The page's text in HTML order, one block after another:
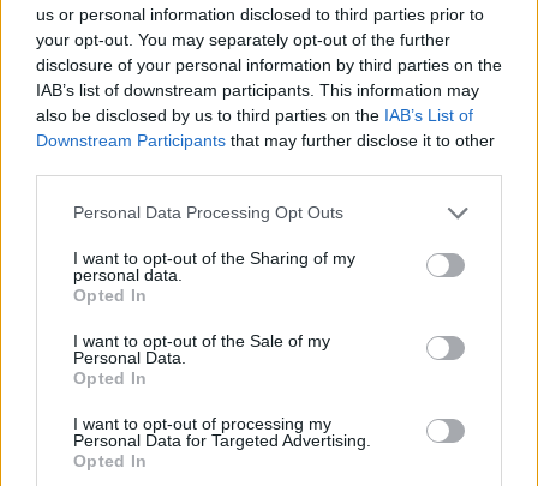
us or personal information disclosed to third parties prior to
your opt-out. You may separately opt-out of the further
disclosure of your personal information by third parties on the
IAB’s list of downstream participants. This information may
also be disclosed by us to third parties on the IAB’s List of
Downstream Participants that may further disclose it to other
Personal Data Processing Opt Outs
I want to opt-out of the Sharing of my
personal data.
Opted In
I want to opt-out of the Sale of my
Personal Data.
Opted In
I want to opt-out of processing my
Personal Data for Targeted Advertising.
Opted In
Neověřený profil
Tento uživatel zatím neprokázal svou identitu ověřovací
fotografií. U neověřených profilů nelze zaručit, že fotografie a
Město: Praha
Kontakt
Informace o profilu a chatu